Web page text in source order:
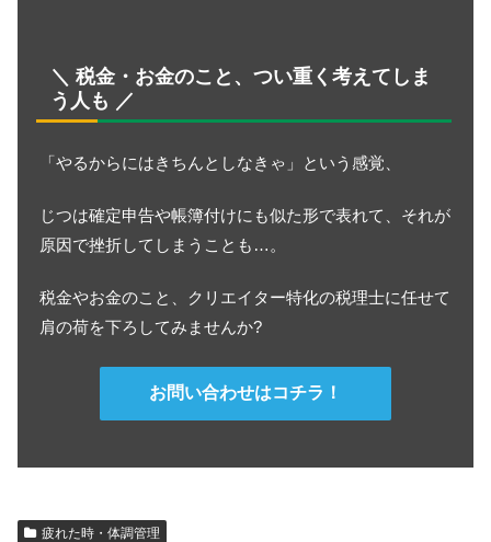
＼ 税金・お金のこと、つい重く考えてしま
う人も ／
「やるからにはきちんとしなきゃ」という感覚、
じつは確定申告や帳簿付けにも似た形で表れて、それが
原因で挫折してしまうことも…。
税金やお金のこと、クリエイター特化の税理士に任せて
肩の荷を下ろしてみませんか?
お問い合わせはコチラ！
疲れた時・体調管理